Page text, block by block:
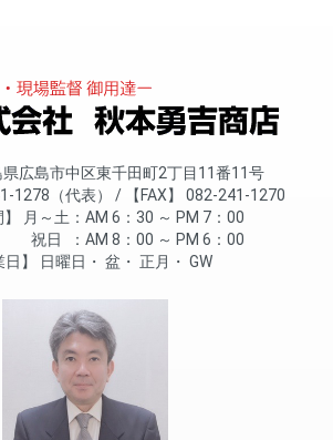
県広島市中区東千田町2丁目11番11号
1278（代表） FAX
082-241-1270
月～土
AM 6：30 ～ PM 7：00
祝日
AM 8：00 ～ PM 6：00
日
日曜日 盆 正月 GW